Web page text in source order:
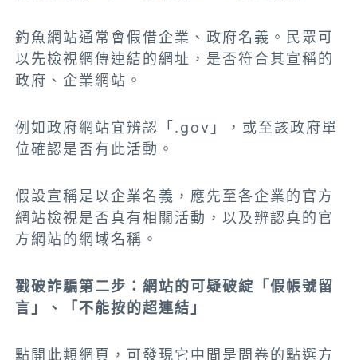
釣魚網站通常會假借企業、政府名義。民眾可
以先檢視網傳連結的網址，是否符合其宣稱的
政府、企業網站。
例如政府網站宜辨認「.gov」，或至該政府單
位確認是否有此活動。
假設宣稱是以企業名義，應先至各企業的官方
網站檢視是否真有相關活動，以及辨認真的官
方網站的網域名稱。
戳破詐騙第二步：網站的可疑破綻「假帳號留
言」、「不能按的超連結」
點開此類網頁，可發現它中間是問卷的點選方